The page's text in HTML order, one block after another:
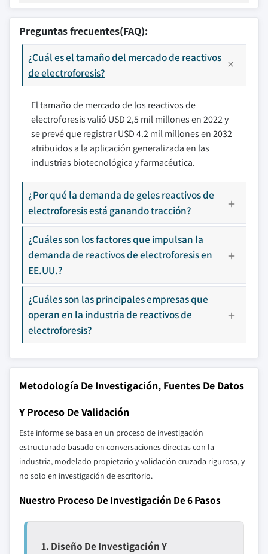
Preguntas frecuentes(FAQ):
¿Cuál es el tamaño del mercado de reactivos
de electroforesis?
El tamaño de mercado de los reactivos de
electroforesis valió USD 2,5 mil millones en 2022 y
se prevé que registrar USD 4.2 mil millones en 2032
atribuidos a la aplicación generalizada en las
industrias biotecnológica y farmacéutica.
¿Por qué la demanda de geles reactivos de
electroforesis está ganando tracción?
¿Cuáles son los factores que impulsan la
demanda de reactivos de electroforesis en
EE.UU.?
¿Cuáles son las principales empresas que
operan en la industria de reactivos de
electroforesis?
Metodología De Investigación, Fuentes De Datos
Y Proceso De Validación
Este informe se basa en un proceso de investigación
estructurado basado en conversaciones directas con la
industria, modelado propietario y validación cruzada rigurosa, y
no solo en investigación de escritorio.
Nuestro Proceso De Investigación De 6 Pasos
1. Diseño De Investigación Y